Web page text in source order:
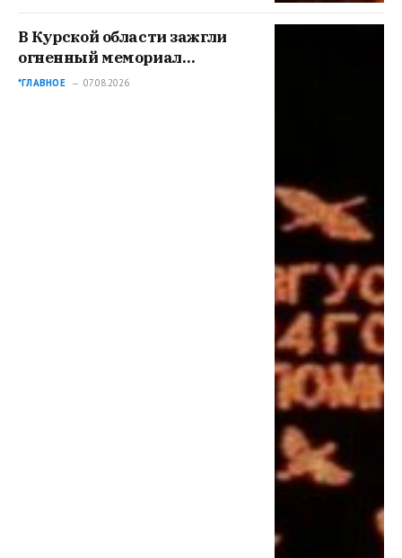
В Курской области зажгли
огненный мемориал
событиям 6-го августа
*ГЛАВНОЕ 07.08.2026